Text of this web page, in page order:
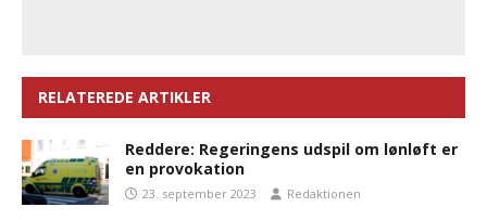
RELATEREDE ARTIKLER
Reddere: Regeringens udspil om lønløft er
en provokation
23. september 2023 Redaktionen